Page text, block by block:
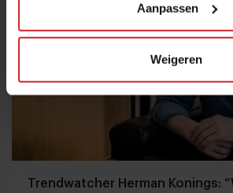
Aanpassen
Weigeren
Trendwatcher Herman Konings: